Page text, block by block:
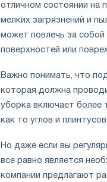
отличном состоянии на
мелких загрязнений и
может повлечь за
поверхностей или
Важно понимать, что
которая должна
уборка включает более
как то углов и
Но даже если вы
все равно является
компании предлагают